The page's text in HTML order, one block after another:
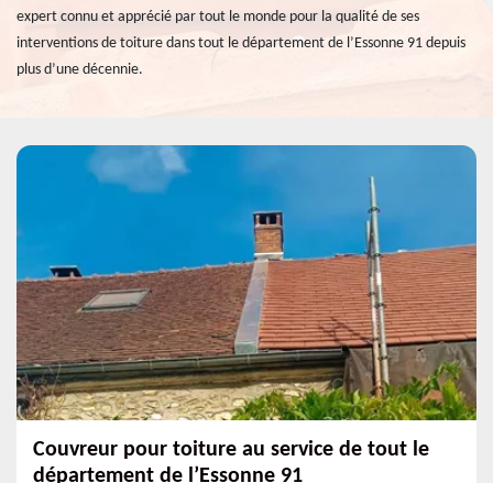
expert connu et apprécié par tout le monde pour la qualité de ses
interventions de toiture dans tout le département de l’Essonne 91 depuis
plus d’une décennie.
Couvreur pour toiture au service de tout le
département de l’Essonne 91